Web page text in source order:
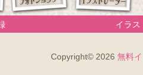
録 イラス
Copyright© 2026 無料